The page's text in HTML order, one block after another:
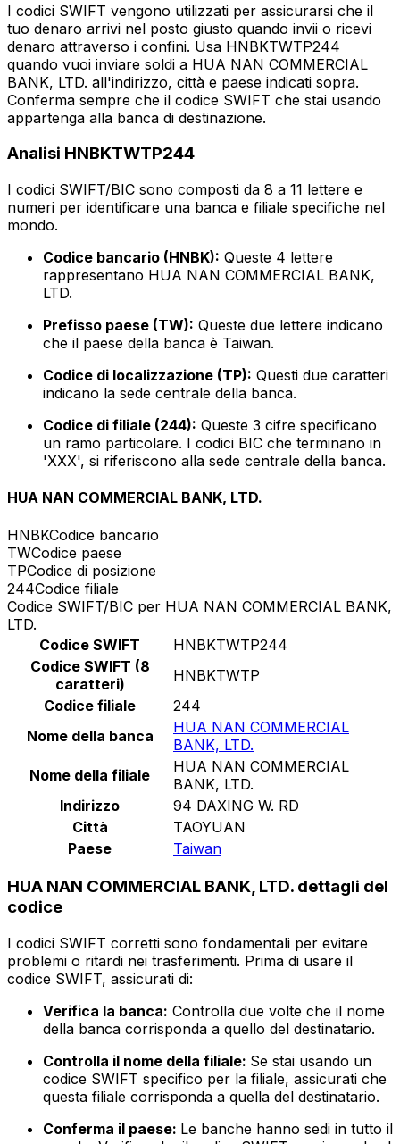
I codici SWIFT vengono utilizzati per assicurarsi che il
tuo denaro arrivi nel posto giusto quando invii o ricevi
denaro attraverso i confini. Usa HNBKTWTP244
quando vuoi inviare soldi a HUA NAN COMMERCIAL
BANK, LTD. all'indirizzo, città e paese indicati sopra.
Conferma sempre che il codice SWIFT che stai usando
appartenga alla banca di destinazione.
Analisi HNBKTWTP244
I codici SWIFT/BIC sono composti da 8 a 11 lettere e
numeri per identificare una banca e filiale specifiche nel
mondo.
Codice bancario (HNBK): Queste 4 lettere
rappresentano HUA NAN COMMERCIAL BANK,
LTD.
Prefisso paese (TW): Queste due lettere indicano
che il paese della banca è Taiwan.
Codice di localizzazione (TP): Questi due caratteri
indicano la sede centrale della banca.
Codice di filiale (244): Queste 3 cifre specificano
un ramo particolare. I codici BIC che terminano in
'XXX', si riferiscono alla sede centrale della banca.
HUA NAN COMMERCIAL BANK, LTD.
HNBKCodice bancario
TWCodice paese
TPCodice di posizione
244Codice filiale
Codice SWIFT/BIC per HUA NAN COMMERCIAL BANK,
LTD.
Codice SWIFT
HNBKTWTP244
Codice SWIFT (8
caratteri)
HNBKTWTP
Codice filiale
244
Nome della banca
HUA NAN COMMERCIAL
BANK, LTD.
Nome della filiale
HUA NAN COMMERCIAL
BANK, LTD.
Indirizzo
94 DAXING W. RD
Città
TAOYUAN
Paese
Taiwan
HUA NAN COMMERCIAL BANK, LTD. dettagli del
codice
I codici SWIFT corretti sono fondamentali per evitare
problemi o ritardi nei trasferimenti. Prima di usare il
codice SWIFT, assicurati di:
Verifica la banca: Controlla due volte che il nome
della banca corrisponda a quello del destinatario.
Controlla il nome della filiale: Se stai usando un
codice SWIFT specifico per la filiale, assicurati che
questa filiale corrisponda a quella del destinatario.
Conferma il paese: Le banche hanno sedi in tutto il